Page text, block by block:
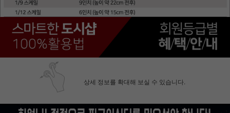
상세 정보를 확대해 보실 수 있습니다.